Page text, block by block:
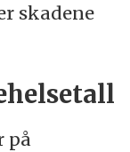
skadene
på